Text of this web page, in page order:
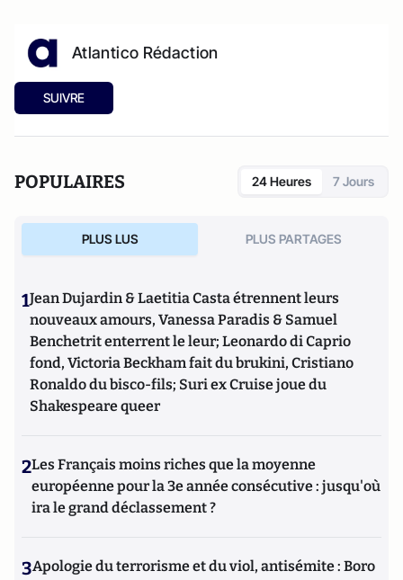
Atlantico Rédaction
SUIVRE
POPULAIRES 24 Heures 7 Jours
PLUS LUS PLUS PARTAGES
1Jean Dujardin & Laetitia Casta étrennent leurs
nouveaux amours, Vanessa Paradis & Samuel
Benchetrit enterrent le leur; Leonardo di Caprio
fond, Victoria Beckham fait du brukini, Cristiano
Ronaldo du bisco-fils; Suri ex Cruise joue du
Shakespeare queer
2Les Français moins riches que la moyenne
européenne pour la 3e année consécutive : jusqu'où
ira le grand déclassement ?
3Apologie du terrorisme et du viol, antisémite : Boro